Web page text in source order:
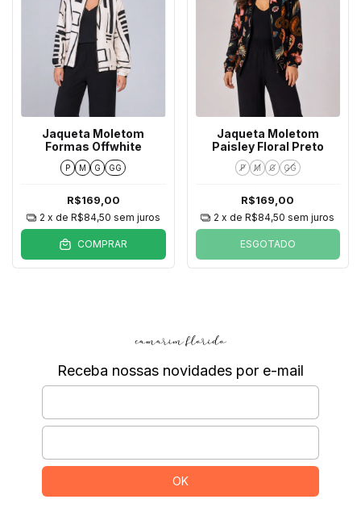
Jaqueta Moletom
Formas Offwhite
P M G GG
R$169,00
2 x de R$84,50 sem juros
COMPRAR
Jaqueta Moletom
Paisley Floral Preto
P M G GG
R$169,00
2 x deR$84,50 sem juros
ESGOTADO
Receba nossas novidades por e-mail